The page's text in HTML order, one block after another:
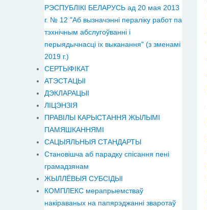
РЭСПУБЛІКІ БЕЛАРУСЬ ад 20 мая 2013
г. № 12 "Аб вызначэнні пераліку работ па
тэхнічным абслугоўванні і
перыядычнасці іх выканання" (з зменамі
2019 г.)
СЕРТЫФІКАТ
АТЭСТАЦЫІ
ДЭКЛАРАЦЫІ
ЛІЦЭНЗІЯ
ПРАВІЛЫ КАРЫСТАННЯ ЖЫЛЫМІ
ПАМЯШКАННЯМІ
САЦЫЯЛЬНЫЯ СТАНДАРТЫ
Становiшча аб парадку спісання пені
грамадзянам
ЖЫЛЛЁВЫЯ СУБСІДЫІ
КОМПЛЕКС мерапрыемстваў
накіраваных на папярэджанні зваротаў